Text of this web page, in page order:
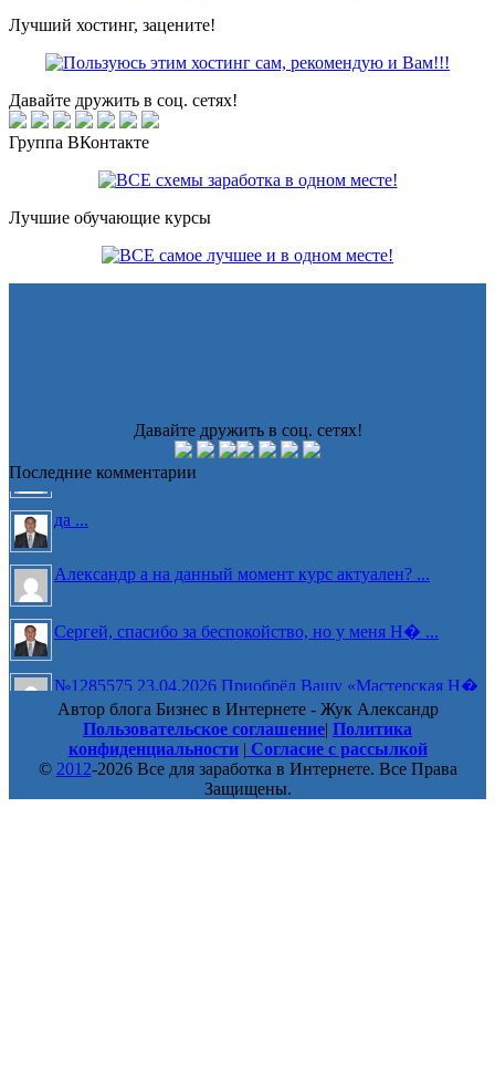
Лучший хостинг, зацените!
Давайте дружить в соц. сетях!
Группа ВКонтакте
Лучшие обучающие курсы
Давайте дружить в соц. сетях!
Последние комментарии
...
Светлана, ответ краткий - нет. ...
Автор блога Бизнес в Интернете - Жук Александр
Пользовательское соглашение| Политика
конфиденциальности| Согласие с рассылкой
© 2012-2026 Все для заработка в Интернете. Все Права
Защищены.